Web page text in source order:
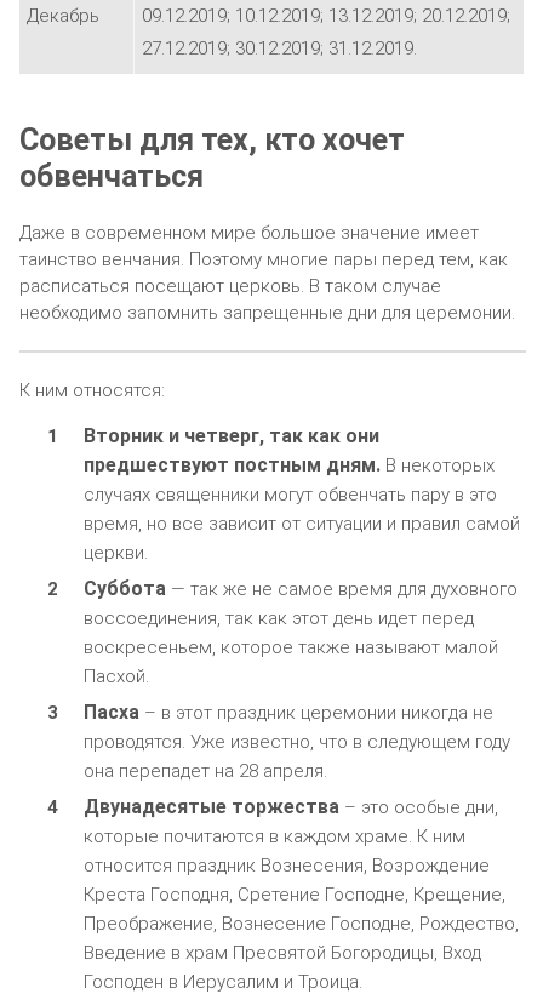
Декабрь
09.12.2019; 10.12.2019; 13.12.2019; 20.12.2019;
27.12.2019; 30.12.2019; 31.12.2019.
Советы для тех, кто хочет
обвенчаться
Даже в современном мире большое значение имеет
таинство венчания. Поэтому многие пары перед тем, как
расписаться посещают церковь. В таком случае
необходимо запомнить запрещенные дни для церемонии.
К ним относятся:
Вторник и четверг, так как они
предшествуют постным дням.В некоторых
случаях священники могут обвенчать пару в это
время, но все зависит от ситуации и правил самой
церкви.
Суббота — так же не самое время для духовного
воссоединения, так как этот день идет перед
воскресеньем, которое также называют малой
Пасхой.
Пасха – в этот праздник церемонии никогда не
проводятся. Уже известно, что в следующем году
она перепадет на 28 апреля.
Двунадесятые торжества – это особые дни,
которые почитаются в каждом храме. К ним
относится праздник Вознесения, Возрождение
Креста Господня, Сретение Господне, Крещение,
Преображение, Вознесение Господне, Рождество,
Введение в храм Пресвятой Богородицы, Вход
Господен в Иерусалим и Троица.